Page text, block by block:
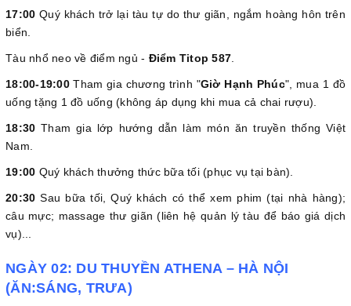
17:00 Quý khách trở lại tàu tự do thư giãn, ngắm hoàng hôn trên
biển.
Tàu nhổ neo về điểm ngủ - Điểm Titop 587.
18:00-19:00Tham gia chương trình "Giờ Hạnh Phúc", mua 1 đồ
uống tặng 1 đồ uống (không áp dụng khi mua cả chai rượu).
18:30 Tham gia lớp hướng dẫn làm món ăn truyền thống Việt
Nam.
19:00 Quý khách thưởng thức bữa tối (phục vụ tại bàn).
20:30Sau bữa tối, Quý khách có thể xem phim (tại nhà hàng);
câu mực; massage thư giãn (liên hệ quản lý tàu để báo giá dịch
vụ)...
NGÀY 02: DU THUYỀN ATHENA – HÀ NỘI
(ĂN:SÁNG, TRƯA)